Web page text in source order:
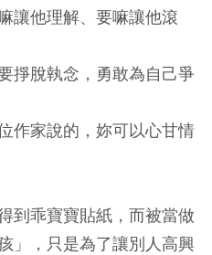
讓他理解、要嘛讓他滾
掙脫執念，勇敢為自己爭
作家說的，妳可以心甘情
到乖寶寶貼紙，而被當做
」，只是為了讓別人高興